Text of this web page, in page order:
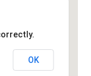
OK